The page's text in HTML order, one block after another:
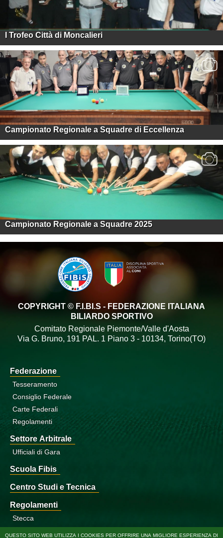
QUESTO SITO WEB UTILIZZA I COOKIES PER OFFRIRE UNA MIGLIORE ESPERIENZA DI
I Trofeo Città di Moncalieri
Campionato Regionale a Squadre di Eccellenza
Campionato Regionale a Squadre 2025
COPYRIGHT © F.I.BI.S - FEDERAZIONE ITALIANA
BILIARDO SPORTIVO
Comitato Regionale Piemonte/Valle d'Aosta
Via G. Bruno, 191 PAL. 1 Piano 3 - 10134, Torino(TO)
Federazione
Tesseramento
Consiglio Federale
Carte Federali
Regolamenti
Settore Arbitrale
Ufficiali di Gara
Scuola Fibis
Centro Studi e Tecnica
Regolamenti
Stecca